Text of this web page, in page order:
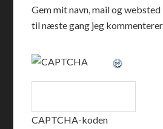
Gem mit navn, mail og
til næste gang jeg
CAPTCHA-koden